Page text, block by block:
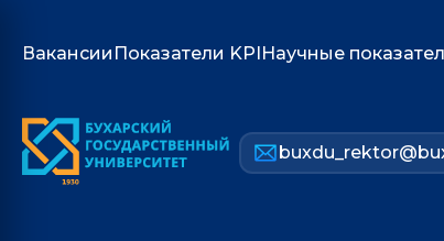
Вакансии Показатели KPIНаучные